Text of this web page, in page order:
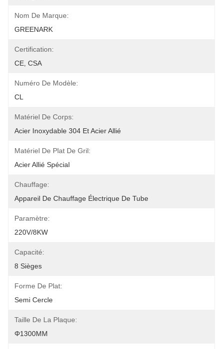
Nom De Marque:
GREENARK
Certification:
CE, CSA
Numéro De Modèle:
CL
Matériel De Corps:
Acier Inoxydable 304 Et Acier Allié
Matériel De Plat De Gril:
Acier Allié Spécial
Chauffage:
Appareil De Chauffage Électrique De Tube
Paramètre:
220V/8KW
Capacité:
8 Sièges
Forme De Plat:
Semi Cercle
Taille De La Plaque:
Φ1300MM